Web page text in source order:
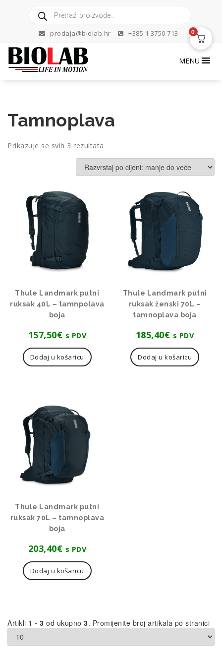
search
prodaja@biolab.hr +385 1 3750 713
MENU
Tamnoplava
Prikazuje se svih 3 rezultata
po
cijeni:
od
Thule Landmark putni
ruksak 40L – tamnpolava
boja
157,50€ s PDV
Dodaj u košaricu
Thule Landmark putni
ruksak ženski 70L –
tamnoplava boja
185,40€ s PDV
Dodaj u košaricu
Thule Landmark putni
ruksak 70L – tamnoplava
boja
203,40€ s PDV
Dodaj u košaricu
Artikli 1 - 3 od ukupno 3. Promijenite broj artikala po stranici
0